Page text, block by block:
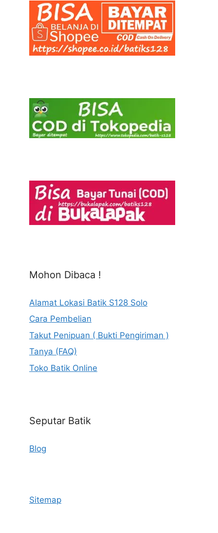
Mohon Dibaca !
Alamat Lokasi Batik S128 Solo
Cara Pembelian
Takut Penipuan ( Bukti Pengiriman )
Tanya (FAQ)
Toko Batik Online
Seputar Batik
Blog
Sitemap